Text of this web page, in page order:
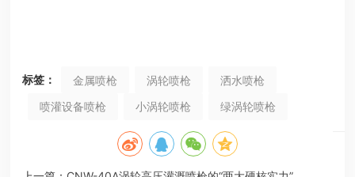
标签： 金属喷枪 涡轮喷枪
洒水喷枪
喷灌设备喷枪
小涡轮喷枪 绿涡轮喷枪